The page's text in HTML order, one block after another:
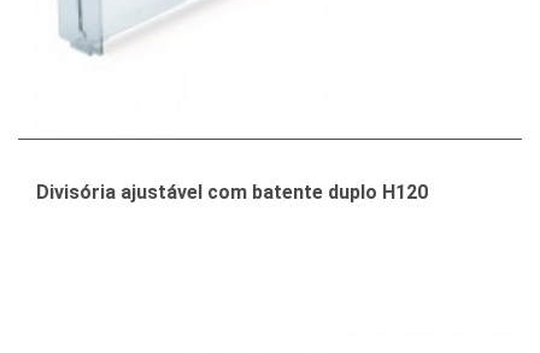
Divisória ajustável com batente duplo H120